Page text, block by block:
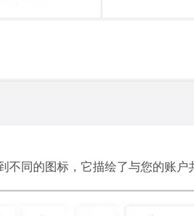
不同的图标，它描绘了与您的账